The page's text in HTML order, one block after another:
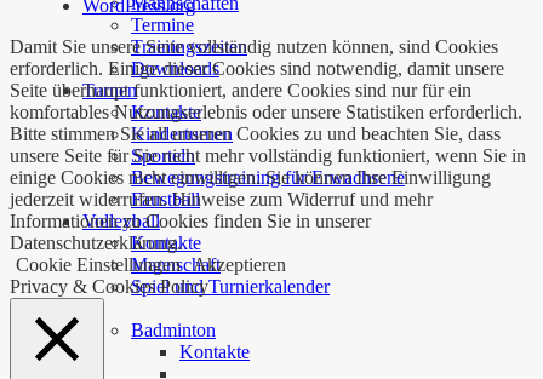
Termine
Trainingszeiten
Downloads
Turnen
Kontakte
Kinderturnen
Sporteln
Bewegungstraining für Erwachsene
Faustball
Volleyball
Kontakte
Mannschaft
Spiel und Turnierkalender
Badminton
Kontakte
WordPress.org
Damit Sie unsere Seite vollständig nutzen können, sind Cookies
erforderlich. Einige dieser Cookies sind notwendig, damit unsere
Seite überhaupt funktioniert, andere Cookies sind nur für ein
komfortables Nutzungserlebnis oder unsere Statistiken erforderlich.
Bitte stimmen Sie all unseren Cookies zu und beachten Sie, dass
unsere Seite für Sie nicht mehr vollständig funktioniert, wenn Sie in
einige Cookies nicht einwilligen. Sie können Ihre Einwilligung
jederzeit widerrufen. Hinweise zum Widerruf und mehr
Informationen zu Cookies finden Sie in unserer
Datenschutzerklärung.
Cookie Einstellungen Akzeptieren
Privacy & Cookies Policy